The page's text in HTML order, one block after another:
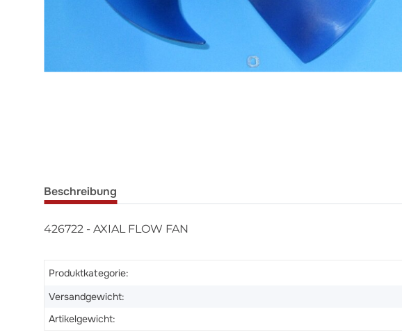
Beschreibung
426722 - AXIAL FLOW FAN
Produktkategorie:
Versandgewicht:
Artikelgewicht: